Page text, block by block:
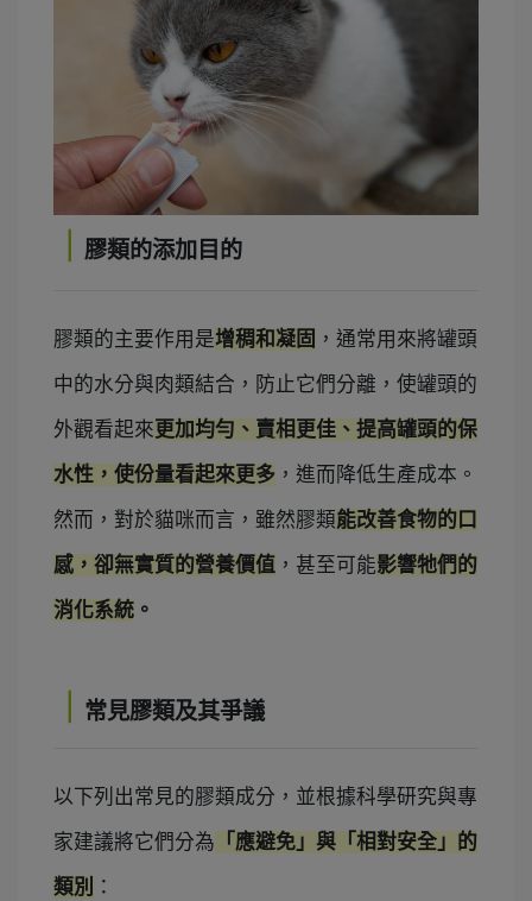
膠類的添加目的
膠類的主要作用是增稠和凝固 ，通常用來將罐頭
中的水分與肉類結合， 防止它們分離，使罐頭的
外觀看起來更加均勻、賣相更佳 、 提高罐頭的保
水性，使份量看起來更多 ，進而降低生產成本。
然而， 對於貓咪而言，雖然膠類能改善食物的口
感， 卻無實質的營養價值 ， 甚至可能影響牠們的
消化系統 。
常見膠類及其爭議
以下列出常見的膠類成分，並根據科學研究與專
家建議將它們分為 「應避免」與「相對安全」的
類別
：